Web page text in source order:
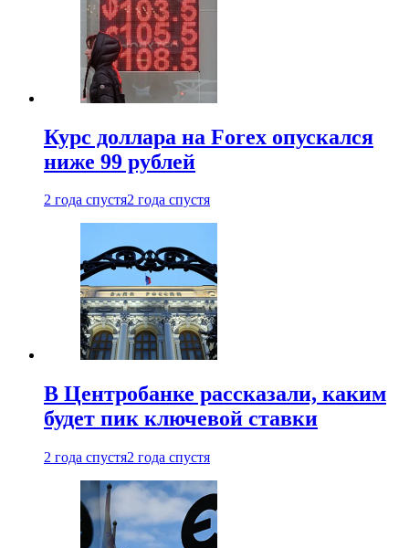
Курс доллара на Forex опускался
ниже 99 рублей
2 года спустя2 года спустя
В Центробанке рассказали, каким
будет пик ключевой ставки
2 года спустя2 года спустя